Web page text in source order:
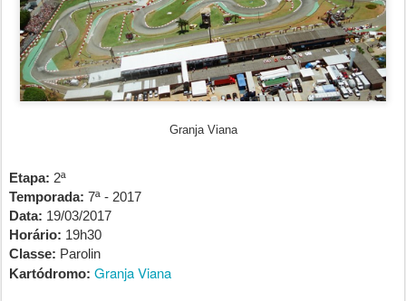
Granja Viana
Etapa: 2ª
Temporada: 7ª - 2017
Data: 19/03/2017
Horário: 19h30
Classe: Parolin
Kartódromo: Granja Viana